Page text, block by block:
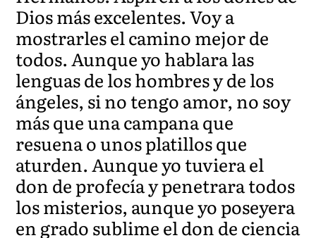
Dios más excelentes. Voy a
mostrarles el camino mejor de
todos. Aunque yo hablara las
lenguas de los hombres y de los
ángeles, si no tengo amor, no soy
más que una campana que
resuena o unos platillos que
aturden. Aunque yo tuviera el
don de profecía y penetrara todos
los misterios, aunque yo poseyera
en grado sublime el don de ciencia